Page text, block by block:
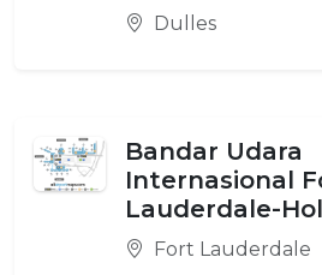
Dulles
Bandar Udara
Internasional
Lauderdale-
Fort Lauderdale